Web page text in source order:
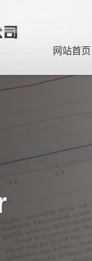
网站首页